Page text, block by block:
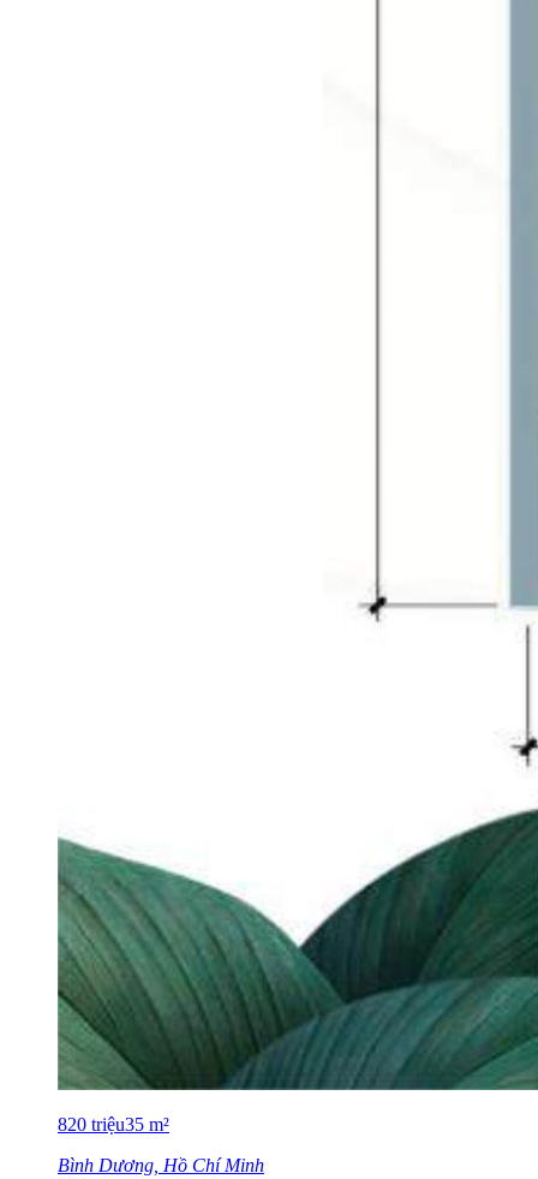
820 triệu35 m²
Bình Dương, Hồ Chí Minh